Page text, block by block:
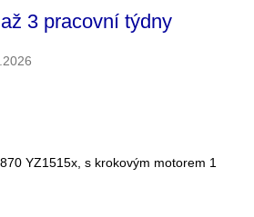
3 pracovní týdny
YZ1515x, s krokovým motorem 1